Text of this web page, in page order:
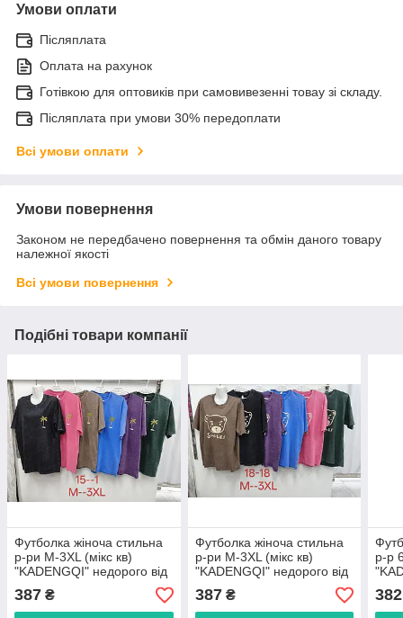
Умови оплати
Післяплата
Оплата на рахунок
Готівкою для оптовиків при самовивезенні товау зі складу.
Післяплата при умови 30% передоплати
Всі умови оплати
Умови повернення
Законом не передбачено повернення та обмін даного товару
належної якості
Всі умови повернення
Подібні товари компанії
Футболка жіноча стильна
р-ри M-3XL (мікс кв)
"KADENGQI" недорого від
прямого постачальника
387 ₴
Футболка жіноча стильна
р-ри M-3XL (мікс кв)
"KADENGQI" недорого від
прямого постачальника
387₴
р-р
382